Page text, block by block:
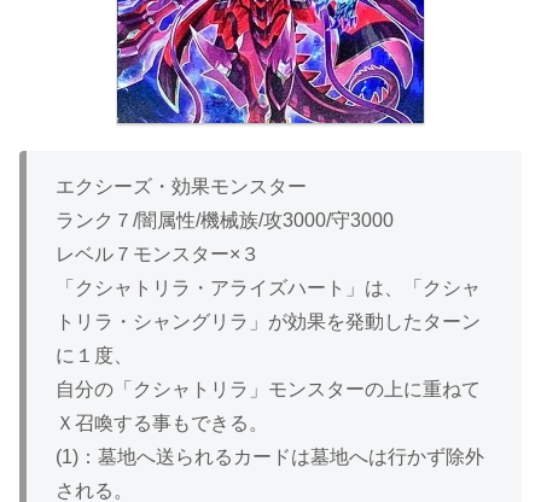
エクシーズ・効果モンスター
ランク７/闇属性/機械族/攻3000/守3000
レベル７モンスター×３
「クシャトリラ・アライズハート」は、「クシャ
トリラ・シャングリラ」が効果を発動したターン
に１度、
自分の「クシャトリラ」モンスターの上に重ねて
Ｘ召喚する事もできる。
(1)：墓地へ送られるカードは墓地へは行かず除外
される。